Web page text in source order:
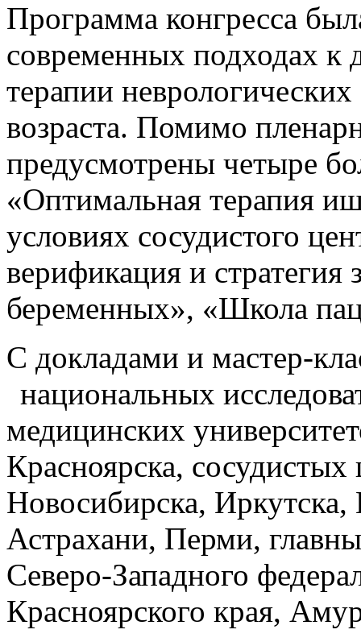
Программа конгресса
современных подходах к
терапии
возраста. Помимо
предусмотрены четыре
«Оптимальная терапия
условиях сосудистого
верификация и
беременных», «Школа
С докладами и мастер-
национальных
медицинских
Красноярска, сосудистых
Новосибирска, Иркутска,
Астрахани, Перми,
Северо-Западного
Красноярского края,